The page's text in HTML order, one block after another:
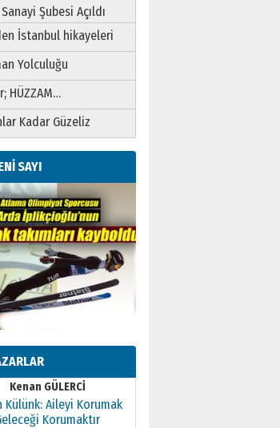
Şubesi Açıldı
İstanbul hikayeleri
Yolculuğu
HÜZZAM…
Kadar Güzeliz
SAYI
Kenan GÜLERCİ
Aileyi Korumak
Korumaktır
11 Mayıs 2026 Pazartesi
Kenan GÜLERCİ
Külünk: Aileyi Korumak
Korumaktır